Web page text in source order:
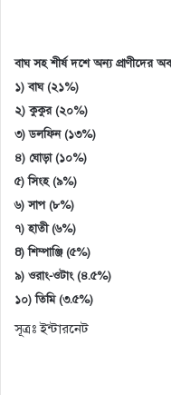
বাঘ সহ শীর্ষ দশে অন্য প্রাণীদের
১) বাঘ (২১%)
২) কুকুর (২০%)
৩) ডলফিন (১৩%)
৪) ঘোড়া (১০%)
৫) সিংহ (৯%)
৬) সাপ (৮%)
৭) হাতী (৬%)
8) শিম্পাঞ্জি (৫%)
৯) ওরাং-ওটাং (৪.৫%)
১০) তিমি (৩.৫%)
সূত্রঃ ইন্টারনেট